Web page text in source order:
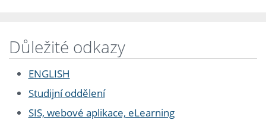
Důležité odkazy
ENGLISH
Studijní oddělení
SIS, webové aplikace, eLearning